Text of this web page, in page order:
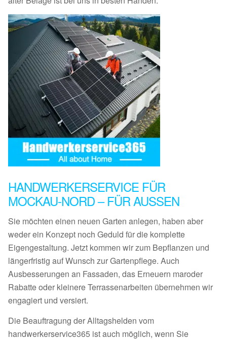
HANDWERKERSERVICE FÜR
MOCKAU-NORD – FÜR AUSSEN
Sie möchten einen neuen Garten anlegen, haben aber
weder ein Konzept noch Geduld für die komplette
Eigengestaltung. Jetzt kommen wir zum Bepflanzen und
längerfristig auf Wunsch zur Gartenpflege. Auch
Ausbesserungen an Fassaden, das Erneuern maroder
Rabatte oder kleinere Terrassenarbeiten übernehmen wir
engagiert und versiert.
Die Beauftragung der Alltagshelden vom
handwerkerservice365 ist auch möglich, wenn Sie